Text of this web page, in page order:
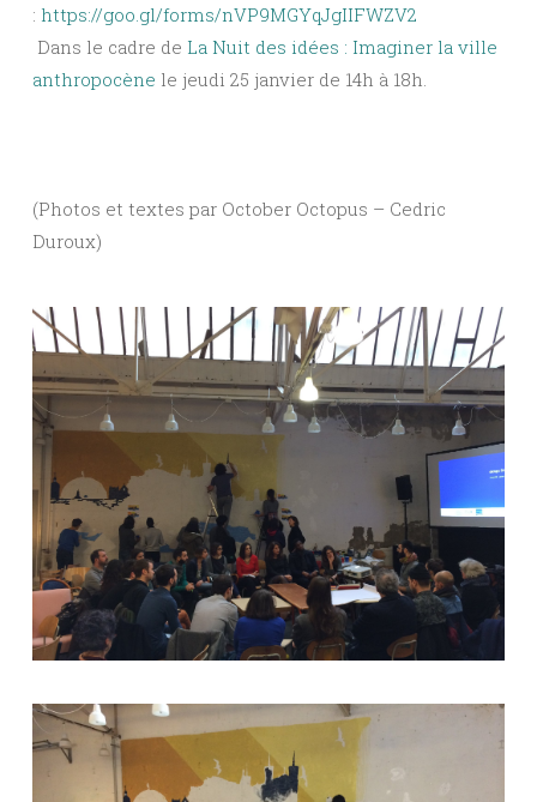
: https://goo.gl/forms/nVP9MGYqJgIIFWZV2
Dans le cadre de La Nuit des idées : Imaginer la ville
anthropocène le jeudi 25 janvier de 14h à 18h.
(Photos et textes par October Octopus – Cedric
Duroux)